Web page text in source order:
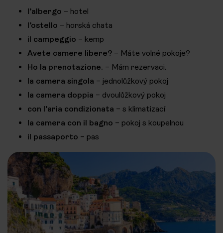
l’albergo – hotel
l’ostello – horská chata
il campeggio – kemp
Avete camere libere? – Máte volné pokoje?
Ho la prenotazione. – Mám rezervaci.
la camera singola – jednolůžkový pokoj
la camera doppia – dvoulůžkový pokoj
con l’aria condizionata – s klimatizací
la camera con il bagno – pokoj s koupelnou
il passaporto – pas